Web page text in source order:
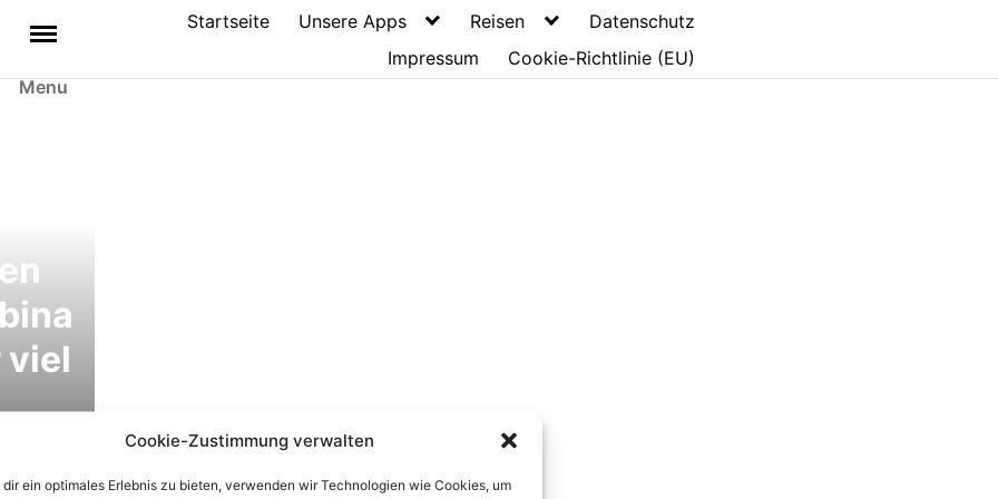
Menu
Startseite Unsere Apps Reisen
Datenschutz
Impressum
Cookie-Richtlinie (EU)
viel
Cookie-Zustimmung verwalten
dir ein optimales Erlebnis zu bieten, verwenden wir Technologien wie Cookies, um